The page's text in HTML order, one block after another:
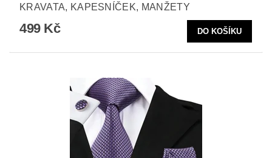
KRAVATA, KAPESNÍČEK, MANŽETY
499 Kč